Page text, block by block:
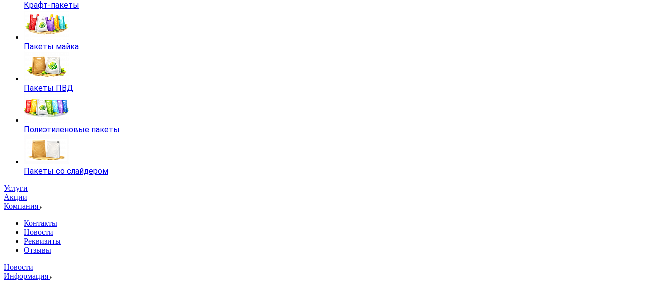
Крафт-пакеты
Пакеты майка
Пакеты ПВД
Полиэтиленовые пакеты
Пакеты со слайдером
Услуги
Акции
Компания
Контакты
Новости
Реквизиты
Отзывы
Новости
Информация